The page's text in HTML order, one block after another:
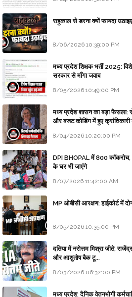
राहुकाल से डरना क्यों फायदा
8/06/2026 10:39:00 PM
मध्य प्रदेश शिक्षक भर्ती 2025:
सरकार से माँगा जवाब
8/05/2026 10:49:00 PM
मध्य प्रदेश शासन का बड़ा फैसला:
और बजट कोडिंग में हुए क्रांतिकारी
8/04/2026 10:20:00 PM
DPI BHOPAL में 800 कॉकरोच,
के घर भी जाएंगे
8/07/2026 11:42:00 AM
MP ओबीसी आरक्षण: हाईकोर्ट में
8/05/2026 10:35:00 PM
दतिया में नरोत्तम मिश्रा जीते,
और आशुतोष बैक टू...
8/03/2026 06:32:00 PM
मध्य प्रदेश: दैनिक वेतनभोगी